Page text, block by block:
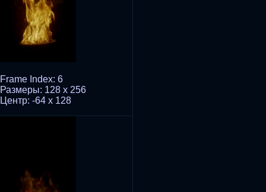
Frame Index: 6
Размеры: 128 x 256
Центр: -64 x 128